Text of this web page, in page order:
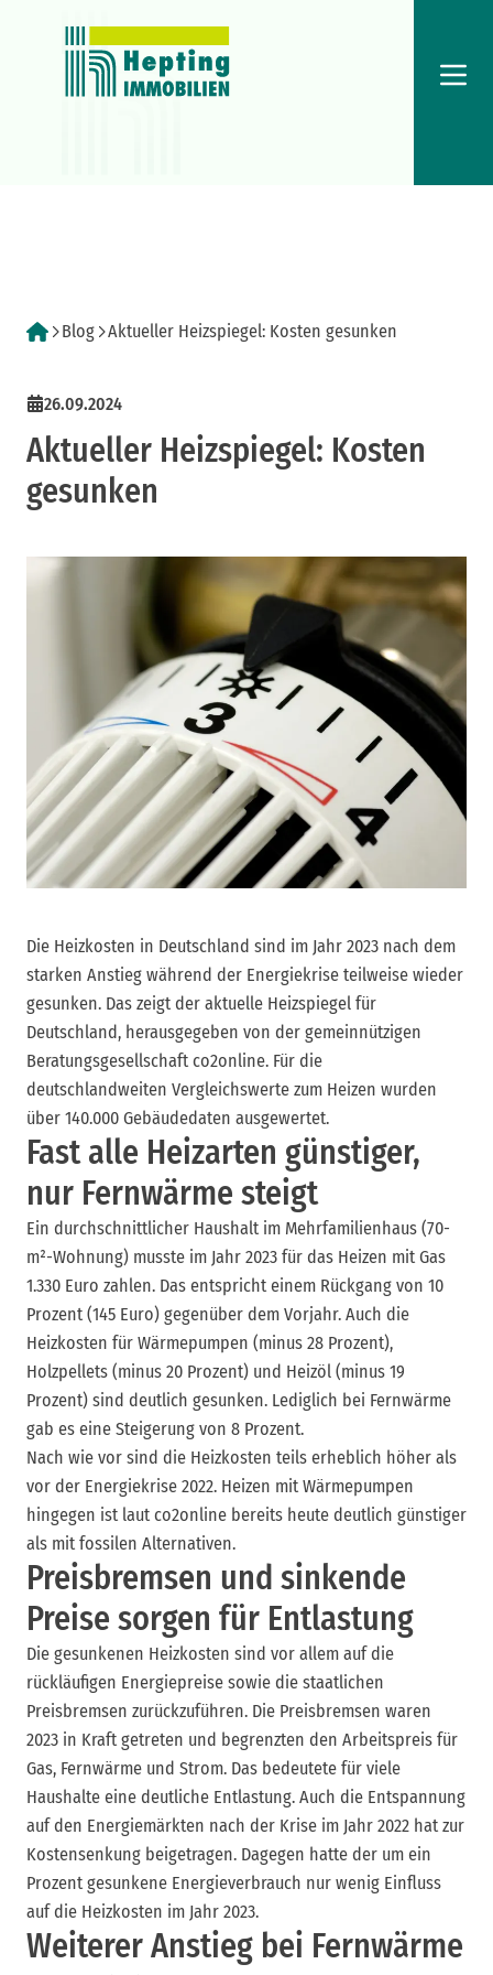
Blog Aktueller Heizspiegel: Kosten gesunken
26.09.2024
Aktueller Heizspiegel: Kosten
gesunken
Die Heizkosten in Deutschland sind im Jahr 2023 nach dem
starken Anstieg während der Energiekrise teilweise wieder
gesunken. Das zeigt der aktuelle Heizspiegel für
Deutschland, herausgegeben von der gemeinnützigen
Beratungsgesellschaft co2online. Für die
deutschlandweiten Vergleichswerte zum Heizen wurden
über 140.000 Gebäudedaten ausgewertet.
Fast alle Heizarten günstiger,
nur Fernwärme steigt
Ein durchschnittlicher Haushalt im Mehrfamilienhaus (70-
m²-Wohnung) musste im Jahr 2023 für das Heizen mit Gas
1.330 Euro zahlen. Das entspricht einem Rückgang von 10
Prozent (145 Euro) gegenüber dem Vorjahr. Auch die
Heizkosten für Wärmepumpen (minus 28 Prozent),
Holzpellets (minus 20 Prozent) und Heizöl (minus 19
Prozent) sind deutlich gesunken. Lediglich bei Fernwärme
gab es eine Steigerung von 8 Prozent.
Nach wie vor sind die Heizkosten teils erheblich höher als
vor der Energiekrise 2022. Heizen mit Wärmepumpen
hingegen ist laut co2online bereits heute deutlich günstiger
als mit fossilen Alternativen.
Preisbremsen und sinkende
Preise sorgen für Entlastung
Die gesunkenen Heizkosten sind vor allem auf die
rückläufigen Energiepreise sowie die staatlichen
Preisbremsen zurückzuführen. Die Preisbremsen waren
2023 in Kraft getreten und begrenzten den Arbeitspreis für
Gas, Fernwärme und Strom. Das bedeutete für viele
Haushalte eine deutliche Entlastung. Auch die Entspannung
auf den Energiemärkten nach der Krise im Jahr 2022 hat zur
Kostensenkung beigetragen. Dagegen hatte der um ein
Prozent gesunkene Energieverbrauch nur wenig Einfluss
auf die Heizkosten im Jahr 2023.
Weiterer Anstieg bei Fernwärme